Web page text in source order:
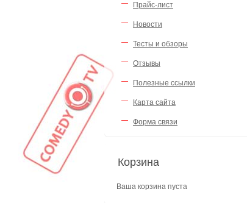
Прайс-лист
Новости
Тесты и обзоры
Отзывы
Полезные ссылки
Карта сайта
Форма связи
Корзина
Ваша корзина пуста